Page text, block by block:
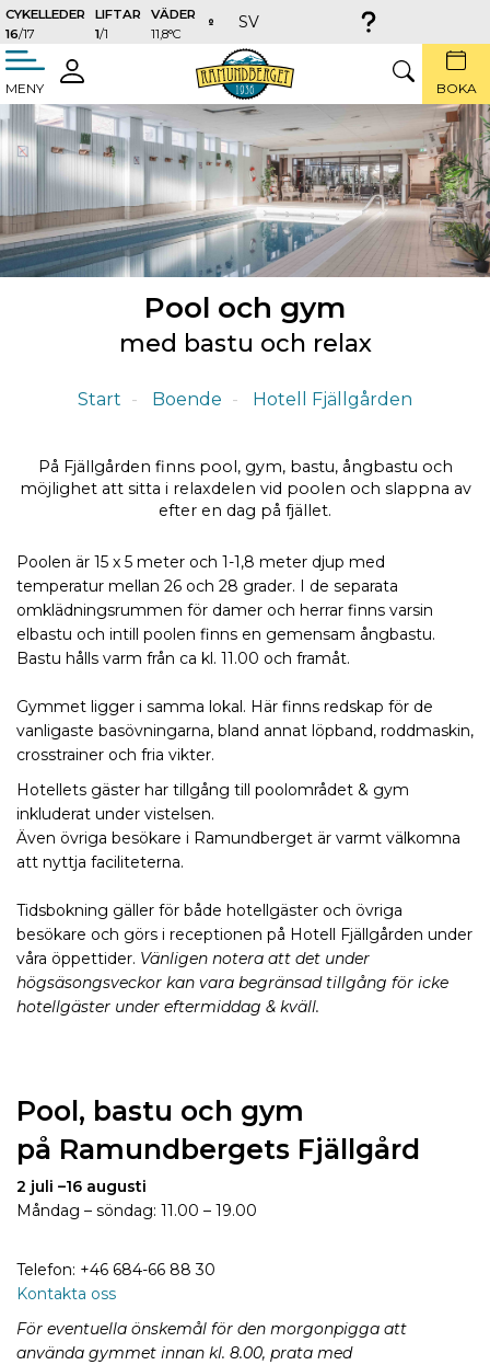
CYKELLEDER
16/17
LIFTAR
1/1
VÄDER
11,8°C
SV
MENY
LOGGA
IN
SÖK BOKA
Pool och gym
med bastu och relax
Start Boende Hotell Fjällgården
På Fjällgården finns pool, gym, bastu, ångbastu och
möjlighet att sitta i relaxdelen vid poolen och slappna av
efter en dag på fjället.
Poolen är 15 x 5 meter och 1-1,8 meter djup med
temperatur mellan 26 och 28 grader. I de separata
omklädningsrummen för damer och herrar finns varsin
elbastu och intill poolen finns en gemensam ångbastu.
Bastu hålls varm från ca kl. 11.00 och framåt.
Gymmet ligger i samma lokal. Här finns redskap för de
vanligaste basövningarna, bland annat löpband, roddmaskin,
crosstrainer och fria vikter.
Hotellets gäster har tillgång till poolområdet & gym
inkluderat under vistelsen.
Även övriga besökare i Ramundberget är varmt välkomna
att nyttja faciliteterna.
Tidsbokning gäller för både hotellgäster och övriga
besökare och görs i receptionen på Hotell Fjällgården under
våra öppettider. Vänligen notera att det under
högsäsongsveckor kan vara begränsad tillgång för icke
hotellgäster under eftermiddag & kväll.
Pool, bastu och gym
på Ramundbergets Fjällgård
2 juli –16 augusti
Måndag – söndag: 11.00 – 19.00
Telefon: +46 684-66 88 30
Kontakta oss
För eventuella önskemål för den morgonpigga att
använda gymmet innan kl. 8.00, prata med